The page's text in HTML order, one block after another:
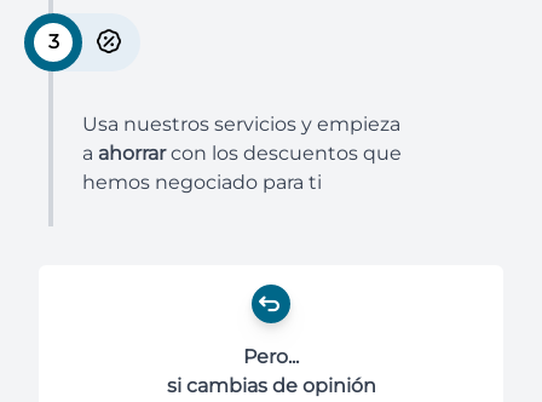
3
Usa nuestros servicios y empieza
a ahorrarcon los descuentos que
hemos negociado para ti
Pero...
si cambias de opinión